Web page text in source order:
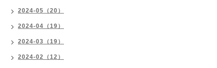
2024-05（20）
2024-04（19）
2024-03（19）
2024-02（12）